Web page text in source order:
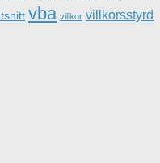
vba villkor villkorsstyrd